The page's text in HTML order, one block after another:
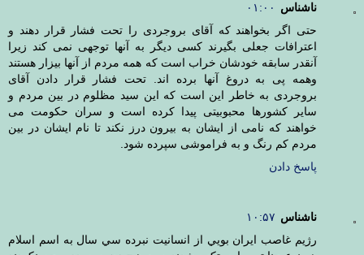
ناشناس
۰۱:۰۰
حتی اگر بخواهند که آقای بروجردی را تحت فشار قرار دهند و
اعترافات جعلی بگیرند کسی دیگر به آنها توجهی نمی کند زیرا
آنقدر سابقه خودشان خراب است که همه مردم از آنها بیزار هستند
وهمه پی به دروغ آنها برده اند. تحت فشار قرار دادن آقای
بروجردی به خاطر این است که این سید مظلوم در بین مردم و
سایر کشورها محبوبیتی پیدا کرده است و سران حکومت می
خواهند که نامی از ایشان به بیرون درز نکند تا نام ایشان در بین
مردم کم رنگ و به فراموشی سپرده شود.
پاسخ دادن
ناشناس ۱۰:۵۷
رژيم غاصب ايران بويي از انسانيت نبرده سي سال به اسم اسلام